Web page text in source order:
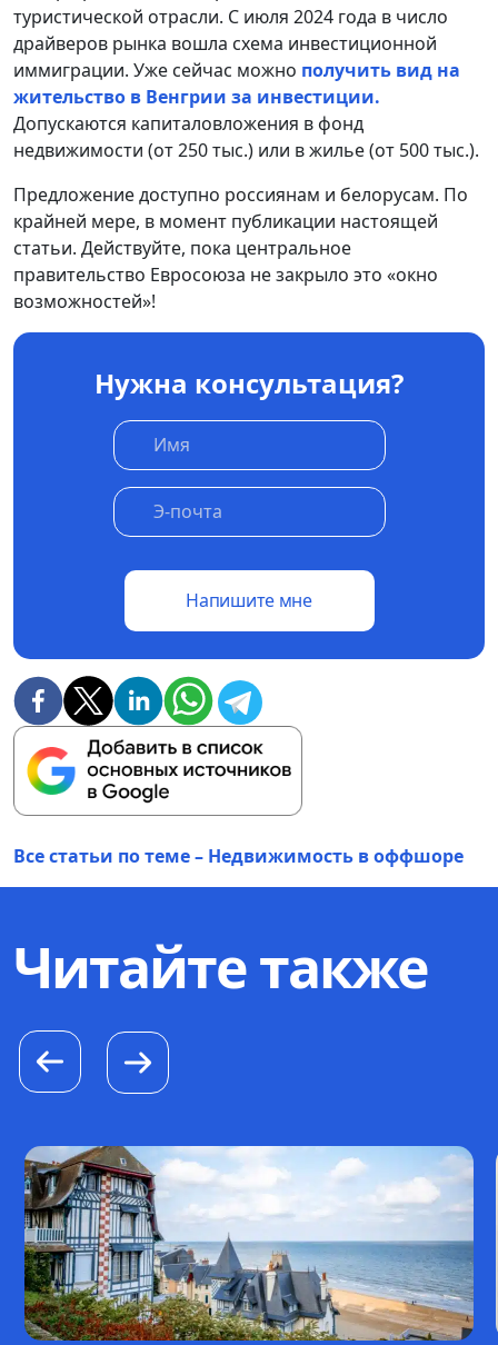
туристической отрасли. С июля 2024 года в число
драйверов рынка вошла схема инвестиционной
иммиграции. Уже сейчас можно получить вид на
жительство в Венгрии за инвестиции.
Допускаются капиталовложения в фонд
недвижимости (от 250 тыс.) или в жилье (от 500 тыс.).
Предложение доступно россиянам и белорусам. По
крайней мере, в момент публикации настоящей
статьи. Действуйте, пока центральное
правительство Евросоюза не закрыло это «окно
возможностей»!
Нужна консультация?
Напишите мне
Все статьи по теме – Недвижимость в оффшоре
Читайте также